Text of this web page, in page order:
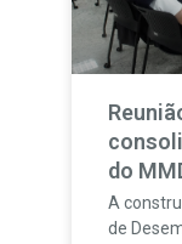
do
A
de